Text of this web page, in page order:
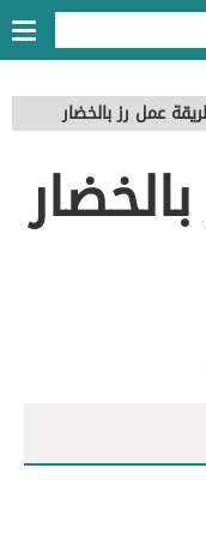
عمل رز بالخضار